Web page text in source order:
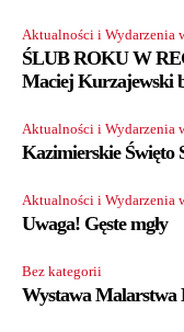
Aktualności i Wydarzenia
ŚLUB ROKU W
Maciej Kurzajewski
Aktualności i Wydarzenia
Kazimierskie Święto
Aktualności i Wydarzenia
Uwaga! Gęste mgły
Bez kategorii
Wystawa Malarstwa